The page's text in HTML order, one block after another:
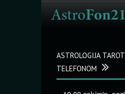
ASTROLOGIJA
TELEFONOM